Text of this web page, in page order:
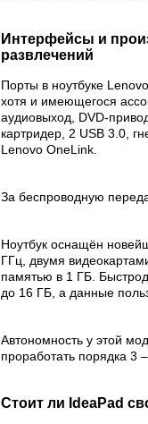
Интерфейсы и
развлечений
Порты в ноутбуке
хотя и имеющегося
аудиовыход, DVD-
картридер, 2 USB 3.0,
Lenovo OneLink.
За беспроводную
Ноутбук оснащён
ГГц, двумя
памятью в 1 ГБ.
до 16 ГБ, а данные
Автономность у этой
проработать порядка 3
Стоит ли IdeaPad